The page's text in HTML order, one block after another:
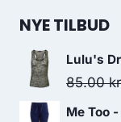
NYE TILBUD
Lulu's
85.00
Me Too